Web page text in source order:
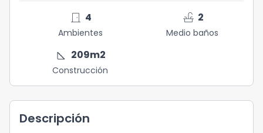
door_front 4
Ambientes
faucet 2
Medio baños
square_foot 209m2
Construcción
Descripción